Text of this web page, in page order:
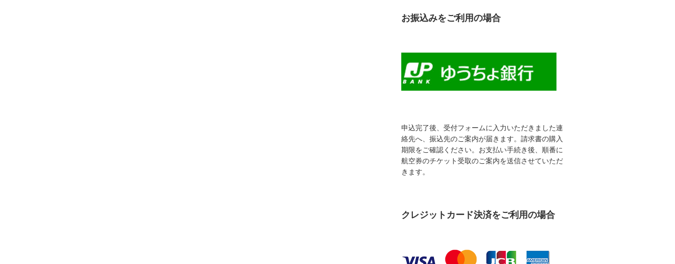
お振込みをご利用の場合
申込完了後、受付フォームに入力いただきました連
絡先へ、振込先のご案内が届きます。請求書の購入
期限をご確認ください。お支払い手続き後、順番に
航空券のチケット受取のご案内を送信させていただ
きます。
クレジットカード決済をご利用の場合